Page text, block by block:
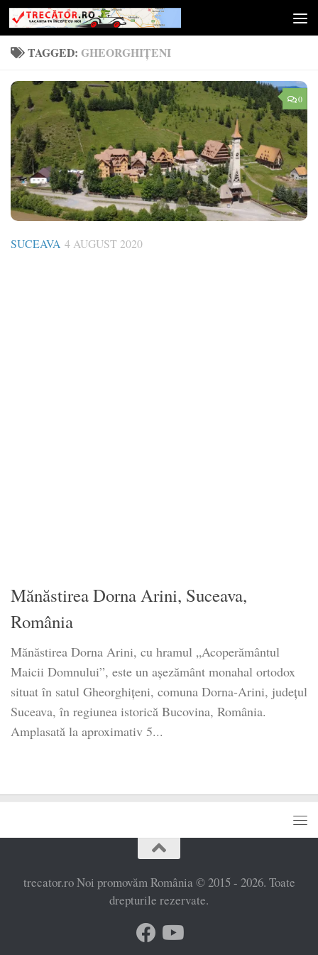
Skip to content
TAGGED: GHEORGHIȚENI
0
SUCEAVA 4 AUGUST 2020
Mănăstirea Dorna Arini, Suceava,
România
Mănăstirea Dorna Arini, cu hramul „Acoperământul
Maicii Domnului”, este un așezământ monahal ortodox
situat în satul Gheorghițeni, comuna Dorna-Arini, județul
Suceava, în regiunea istorică Bucovina, România.
Amplasată la aproximativ 5...
trecator.ro Noi promovăm România © 2015 - 2026. Toate
drepturile rezervate.